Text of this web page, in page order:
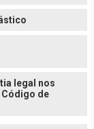
legal nos
de